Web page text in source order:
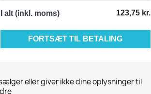
I alt (inkl. moms) 123,75 kr.
FORTSÆT TIL BETALING
eller giver ikke dine oplysninger til